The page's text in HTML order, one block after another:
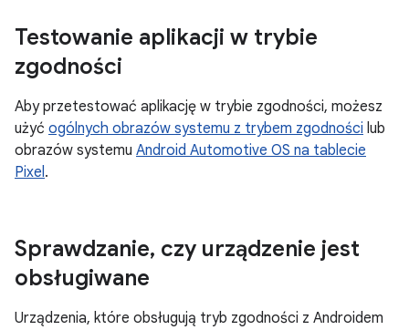
Testowanie aplikacji w trybie
zgodności
Aby przetestować aplikację w trybie zgodności, możesz
użyć ogólnych obrazów systemu z trybem zgodności lub
obrazów systemu Android Automotive OS na tablecie
Pixel.
Sprawdzanie, czy urządzenie jest
obsługiwane
Urządzenia, które obsługują tryb zgodności z Androidem